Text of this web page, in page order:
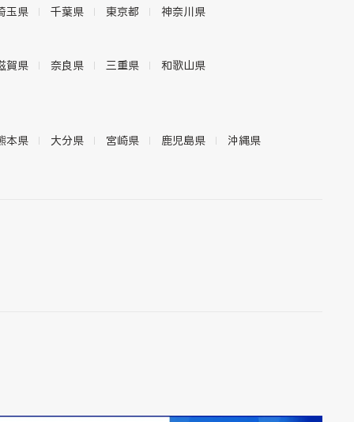
玉県 千葉県 東京都 神奈川県
賀県 奈良県 三重県 和歌山県
本県 大分県 宮崎県 鹿児島県 沖縄県